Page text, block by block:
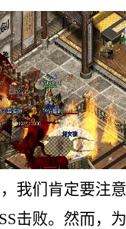
我们肯定要注
击败。然而，